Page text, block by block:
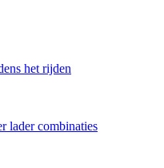
het rijden
lader combinaties